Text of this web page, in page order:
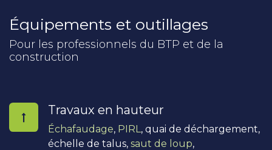
Équipements et outillages
Pour les professionnels du BTP et de la
construction
Travaux en hauteur
Échafaudage, PIRL , quai de déchargement,
échelle de talus, saut de loup,